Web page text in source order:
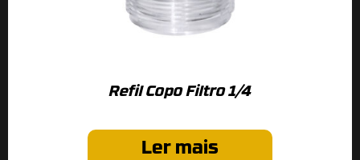
Refil Copo Filtro 1/4
Ler mais